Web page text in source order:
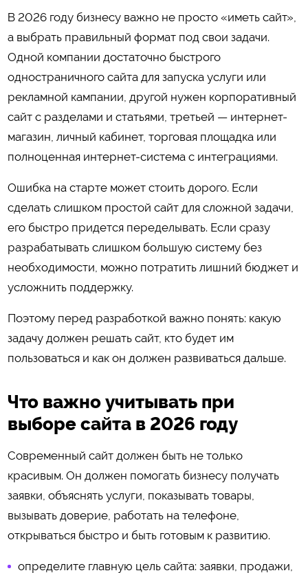
В 2026 году бизнесу важно не просто «иметь сайт»,
а выбрать правильный формат под свои задачи.
Одной компании достаточно быстрого
одностраничного сайта для запуска услуги или
рекламной кампании, другой нужен корпоративный
сайт с разделами и статьями, третьей — интернет-
магазин, личный кабинет, торговая площадка или
полноценная интернет-система с интеграциями.
Ошибка на старте может стоить дорого. Если
сделать слишком простой сайт для сложной задачи,
его быстро придется переделывать. Если сразу
разрабатывать слишком большую систему без
необходимости, можно потратить лишний бюджет и
усложнить поддержку.
Поэтому перед разработкой важно понять: какую
задачу должен решать сайт, кто будет им
пользоваться и как он должен развиваться дальше.
Что важно учитывать при
выборе сайта в 2026 году
Современный сайт должен быть не только
красивым. Он должен помогать бизнесу получать
заявки, объяснять услуги, показывать товары,
вызывать доверие, работать на телефоне,
открываться быстро и быть готовым к развитию.
определите главную цель сайта: заявки, продажи,